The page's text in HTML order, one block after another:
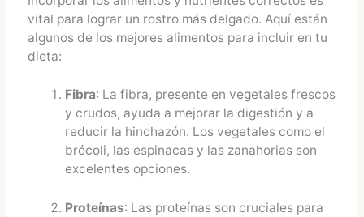
vital para lograr un rostro más delgado. Aquí están
algunos de los mejores alimentos para incluir en tu
dieta:
Fibra: La fibra, presente en vegetales frescos
y crudos, ayuda a mejorar la digestión y a
reducir la hinchazón. Los vegetales como el
brócoli, las espinacas y las zanahorias son
excelentes opciones.
Proteínas: Las proteínas son cruciales para